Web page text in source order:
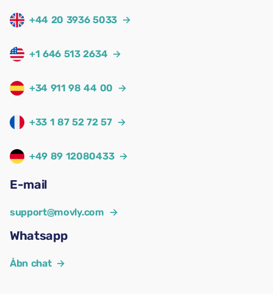
+44 20 3936 5033 →
+1 646 513 2634 →
+34 911 98 44 00 →
+33 1 87 52 72 57 →
+49 89 12080433 →
E-mail
support@movly.com →
Whatsapp
Åbn chat →